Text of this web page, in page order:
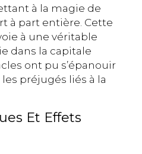
à la magie de
à part entière. Cette
à une véritable
dans la capitale
ont pu s’épanouir
préjugés liés à la
Et Effets